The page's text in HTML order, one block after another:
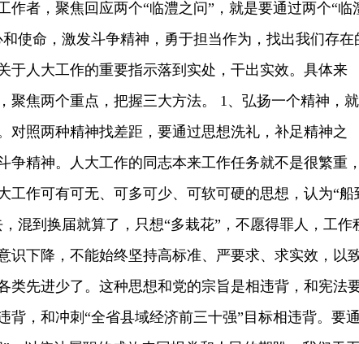
作者，聚焦回应两个“临澧之问”，就是要通过两个“临
使命，激发斗争精神，勇于担当作为，找出我们存在
于人大工作的重要指示落到实处，干出实效。具体来
聚焦两个重点，把握三大方法。 1、弘扬一个精神，就
对照两种精神找差距，要通过思想洗礼，补足精神之
争精神。人大工作的同志本来工作任务就不是很繁重，
工作可有可无、可多可少、可软可硬的思想，认为“船
混到换届就算了，只想“多栽花”，不愿得罪人，工作
识下降，不能始终坚持高标准、严要求、求实效，以
类先进少了。这种思想和党的宗旨是相违背，和宪法
背，和冲刺“全省县域经济前三十强”目标相违背。要通